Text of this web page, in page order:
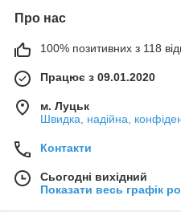
Про нас
100% позитивних з 118
Працює з 09.01.2020
м. Луцьк
Швидка, надійна,
Контакти
Сьогодні вихідний
Показати весь графік